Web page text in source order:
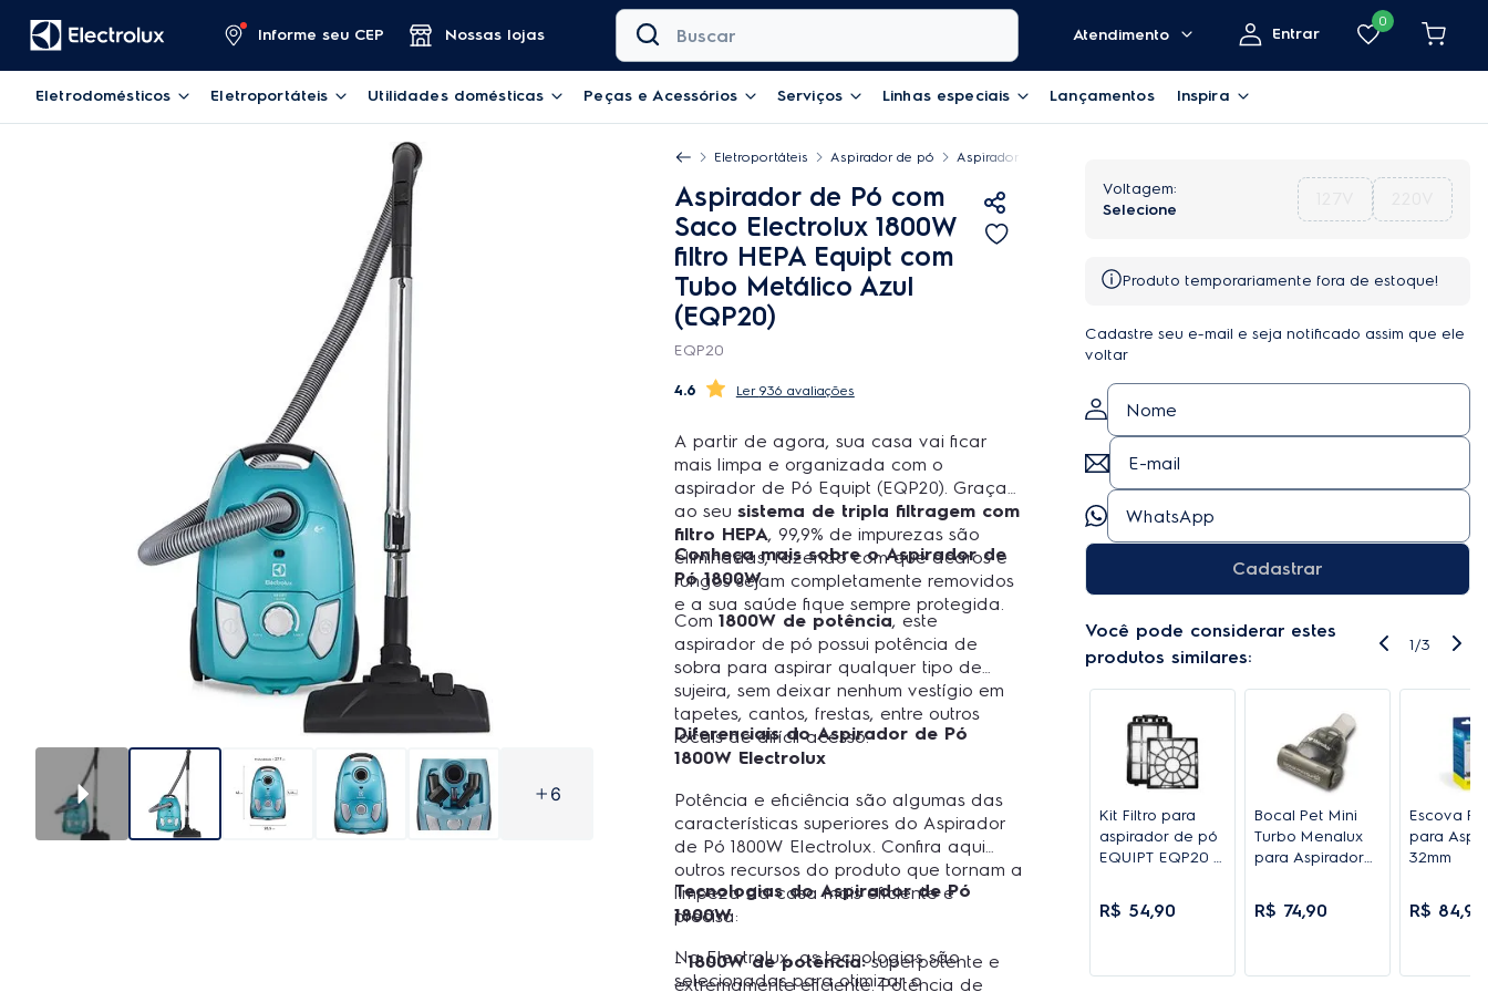
Informe seu CEP Nossas lojas
Buscar
Atendimento
Entrar
0
Eletrodomésticos Eletroportáteis Utilidades domésticas Peças e Acessórios Serviços Linhas especiais Lançamentos Inspira
6
Eletroportáteis Aspirador de pó Aspirador de Pó com Saco Electrolux 1800W filtro HEPA Equipt com Tubo Metálico
Aspirador de Pó com
Saco Electrolux 1800W
filtro HEPA Equipt com
Tubo Metálico Azul
(EQP20)
EQP20
4.6 936 avaliações
A partir de agora, sua casa vai ficar
mais limpa e organizada com o
aspirador de Pó Equipt (EQP20). Graças
ao seu sistema de tripla filtragem com
filtro HEPA, 99,9% de impurezas são
eliminadas, fazendo com que ácaros e
fungos sejam completamente removidos
e a sua saúde fique sempre protegida.
Conheça mais sobre o Aspirador de
Pó 1800W
Com 1800W de potência, este
aspirador de pó possui potência de
sobra para aspirar qualquer tipo de
sujeira, sem deixar nenhum vestígio em
tapetes, cantos, frestas, entre outros
locais de difícil acesso.
Diferenciais do Aspirador de Pó
1800W Electrolux
Potência e eficiência são algumas das
características superiores do Aspirador
de Pó 1800W Electrolux. Confira aqui
outros recursos do produto que tornam a
limpeza da casa mais eficiente e
precisa:
-1800W de potência:superpotente e
extremamente eficiente. Potência de
Tecnologias do Aspirador de Pó
1800W
Na Electrolux, as tecnologias são
selecionadas para otimizar o
Produto temporariamente fora de estoque!
Cadastre seu e-mail e seja notificado assim que ele
voltar
Cadastrar
Você pode considerar estes
produtos similares:
1/3
Kit Filtro para
aspirador de pó
EQUIPT EQP20 /
R$ 54,90
Bocal Pet Mini
Turbo Menalux
para Aspiradores
32mm (TNM01)
R$ 74,90
Escova
para
32mm
R$ 84,90